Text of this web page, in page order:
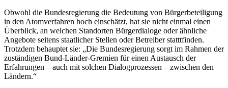
Obwohl die Bundesregierung die Bedeutung von Bürgerbeteiligung
in den Atomverfahren hoch einschätzt, hat sie nicht einmal einen
Überblick, an welchen Standorten Bürgerdialoge oder ähnliche
Angebote seitens staatlicher Stellen oder Betreiber statttfinden.
Trotzdem behauptet sie: „Die Bundesregierung sorgt im Rahmen der
zuständigen Bund-Länder-Gremien für einen Austausch der
Erfahrungen – auch mit solchen Dialogprozessen – zwischen den
Ländern.“